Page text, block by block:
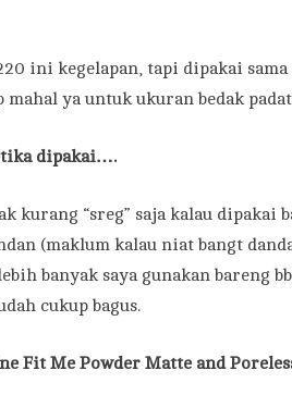
ini kegelapan, tapi dipakai
mahal ya untuk ukuran bedak
dipakai….
kurang “sreg” saja kalau dipakai
(maklum kalau niat bangt
banyak saya gunakan bareng
cukup bagus.
Fit Me Powder Matte and